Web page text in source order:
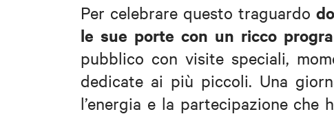
Per celebrare questo traguardo
le sue porte con un ricco
pubblico con visite speciali,
dedicate ai più piccoli. Una
l’energia e la partecipazione che